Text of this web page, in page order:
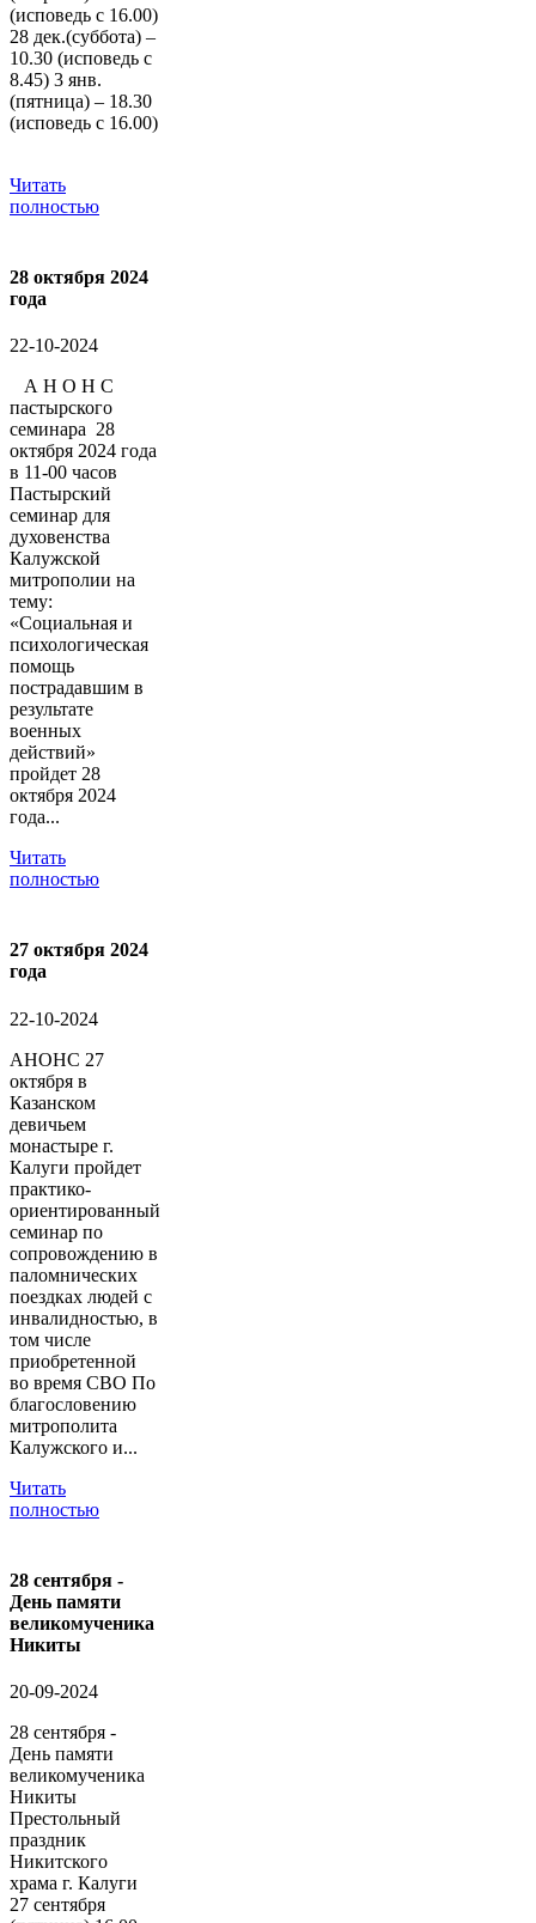
(исповедь с 16.00)
28 дек.(суббота) –
10.30 (исповедь с
8.45) 3 янв.
(пятница) – 18.30
(исповедь с 16.00)
Читать
полностью
28 октября 2024
года
22-10-2024
А Н О Н С
пастырского
семинара 28
октября 2024 года
в 11-00 часов
Пастырский
семинар для
духовенства
Калужской
митрополии на
тему:
«Социальная и
психологическая
помощь
пострадавшим в
результате
военных
действий»
пройдет 28
октября 2024
года...
Читать
полностью
27 октября 2024
года
22-10-2024
АНОНС 27
октября в
Казанском
девичьем
монастыре г.
Калуги пройдет
практико-
ориентированный
семинар по
сопровождению в
паломнических
поездках людей с
инвалидностью, в
том числе
приобретенной
во время СВО По
благословению
митрополита
Калужского и...
Читать
полностью
28 сентября -
День памяти
великомученика
Никиты
20-09-2024
28 сентября -
День памяти
великомученика
Никиты
Престольный
праздник
Никитского
храма г. Калуги
27 сентября